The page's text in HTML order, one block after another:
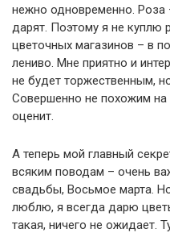
нежно одновременно. Роза
дарят. Поэтому я не куплю
цветочных магазинов – в
лениво. Мне приятно и
не будет торжественным,
Совершенно не похожим
оценит.
А теперь мой главный
всяким поводам – очень
свадьбы, Восьмое марта.
люблю, я всегда дарю
такая, ничего не ожидает.